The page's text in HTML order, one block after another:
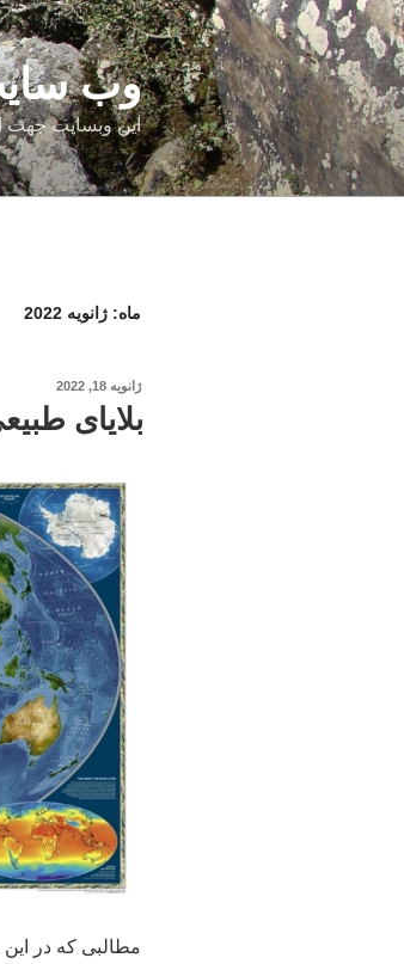
رفتن
به
محتوا
وب
این وبسایت جهت
ماه: ژانویه 2022
نوشته‌شده
در
ژانویه 18, 2022
بلایای
مطالبی که در این